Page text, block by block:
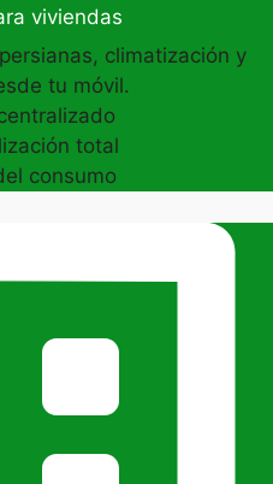
viviendas
climatización y
tu móvil.
total
consumo